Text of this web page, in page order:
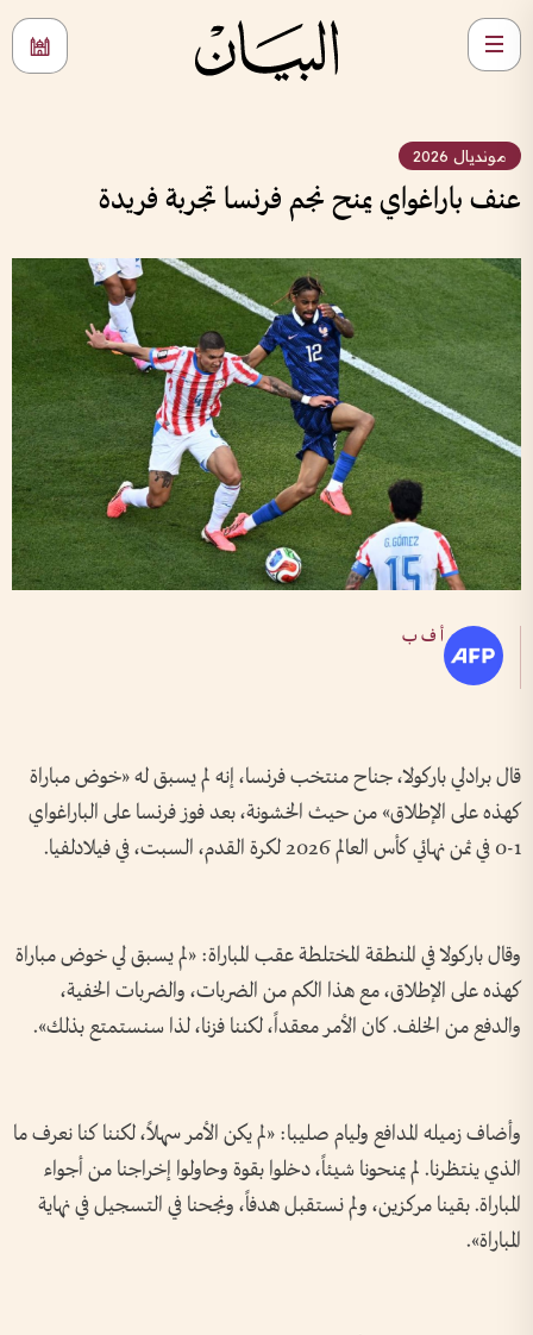
مونديال 2026
عنف باراغواي يمنح نجم فرنسا تجربة فريدة
أ ف ب
قال برادلي باركولا، جناح منتخب فرنسا، إنه لم يسبق له «خوض مباراة
كهذه على الإطلاق» من حيث الخشونة، بعد فوز فرنسا على الباراغواي
1-0 في ثمن نهائي كأس العالم 2026 لكرة القدم، السبت، في فيلادلفيا.
وقال باركولا في المنطقة المختلطة عقب المباراة: «لم يسبق لي خوض مباراة
كهذه على الإطلاق، مع هذا الكم من الضربات، والضربات الخفية،
والدفع من الخلف. كان الأمر معقداً، لكننا فزنا، لذا سنستمتع بذلك».
وأضاف زميله المدافع وليام صليبا: «لم يكن الأمر سهلاً، لكننا كنا نعرف ما
الذي ينتظرنا. لم يمنحونا شيئاً، دخلوا بقوة وحاولوا إخراجنا من أجواء
المباراة. بقينا مركزين، ولم نستقبل هدفاً، ونجحنا في التسجيل في نهاية
المباراة».